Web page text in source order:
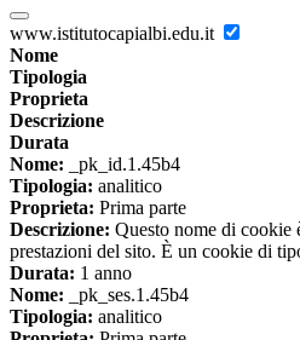
www.istitutocapialbi.edu.it
Nome
Tipologia
Proprieta
Descrizione
Durata
Nome: _pk_id.1.45b4
Tipologia: analitico
Proprieta: Prima parte
Descrizione: Questo nome di cookie
prestazioni del sito. È un cookie di
Durata: 1 anno
Nome: _pk_ses.1.45b4
Tipologia: analitico